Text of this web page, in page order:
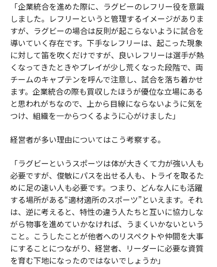
「企業統合を進めた際に、ラグビーのレフリー役を意識
しました。レフリーというと管理するイメージがありま
すが、ラグビーの場合は反則が起こらないように試合を
導いていく存在です。下手なレフリーは、起こった現象
に対して笛を吹くだけですが、良いレフリーは選手が熱
くなってきたときやプレイが少し荒くなった段階で、両
チームのキャプテンを呼んで注意し、試合を落ち着かせ
ます。企業統合の際も買収したほうが優位な立場にある
と思われがちなので、上から目線にならないように気を
つけ、組織を一からつくるように心がけました」
経営者が多い理由についてはこう考察する。
「ラグビーというスポーツは体が大きくて力が強い人も
必要ですが、俊敏にパスを出せる人も、トライを取るた
めに足の速い人も必要です。つまり、どんな人にも活躍
する場所がある“適材適所のスポーツ”といえます。それ
は、逆に考えると、特性の違う人たちと互いに協力しな
がら物事を進めていかなければ、うまくいかないという
こと。こうしたことが他者へのリスペクトや仲間を大事
にすることにつながり、経営者、リーダーに必要な資質
を育む下地になったのではないでしょうか」